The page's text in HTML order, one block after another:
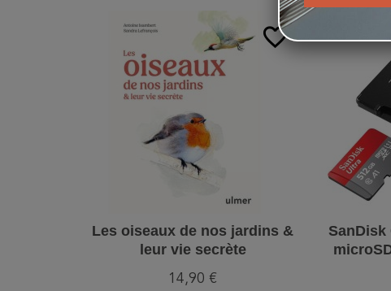
favorite_border
Les oiseaux de nos jardins &
leur vie secrète
14,90 €
SanDisk